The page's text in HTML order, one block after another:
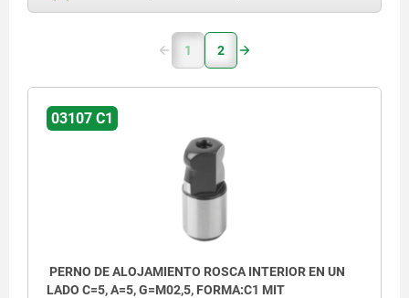
1 2
03107 C1
PERNO DE ALOJAMIENTO ROSCA INTERIOR EN UN
LADO C=5, A=5, G=M02,5, FORMA:C1 MIT